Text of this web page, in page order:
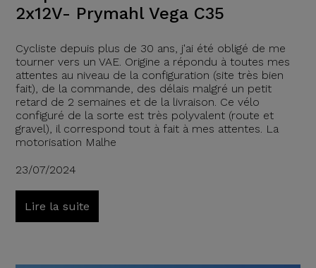
2x12V- Prymahl Vega C35
Cycliste depuis plus de 30 ans, j'ai été obligé de me
tourner vers un VAE. Origine a répondu à toutes mes
attentes au niveau de la configuration (site très bien
fait), de la commande, des délais malgré un petit
retard de 2 semaines et de la livraison. Ce vélo
configuré de la sorte est très polyvalent (route et
gravel), il correspond tout à fait à mes attentes. La
motorisation Malhe
23/07/2024
Lire la suite